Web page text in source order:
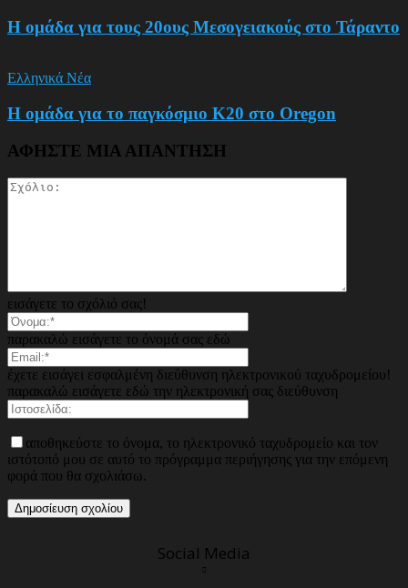
Η ομάδα για τους 20ους Μεσογειακούς στο Τάραντο
Ελληνικά Νέα
Η ομάδα για το παγκόσμιο Κ20 στο Oregon
ΑΦΗΣΤΕ ΜΙΑ ΑΠΑΝΤΗΣΗ
εισάγετε το σχόλιό σας!
παρακαλώ εισάγετε το όνομά σας εδώ
έχετε εισάγει εσφαλμένη διεύθυνση ηλεκτρονικού ταχυδρομείου!
παρακαλώ εισάγετε εδώ την ηλεκτρονική σας διεύθυνση
αποθηκεύστε το όνομα, το ηλεκτρονικό ταχυδρομείο και τον
ιστότοπό μου σε αυτό το πρόγραμμα περιήγησης για την επόμενη
φορά που θα σχολιάσω.
Social Media